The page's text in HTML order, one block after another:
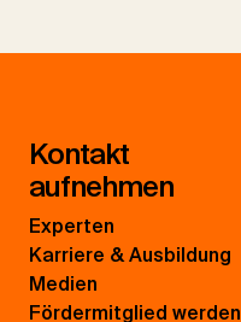
Kontakt
aufnehmen
Experten
Karriere & Ausbildung
Medien
Fördermitglied werden